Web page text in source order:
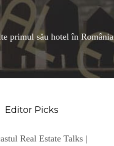
primul său hotel în România
Editor Picks
Real Estate Talks |